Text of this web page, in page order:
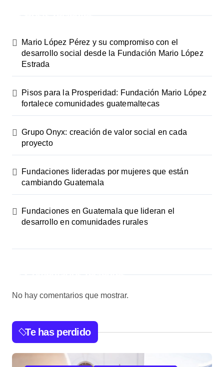
Mario López Pérez y su compromiso con el
desarrollo social desde la Fundación Mario López
Estrada
Pisos para la Prosperidad: Fundación Mario López
fortalece comunidades guatemaltecas
Grupo Onyx: creación de valor social en cada
proyecto
Fundaciones lideradas por mujeres que están
cambiando Guatemala
Fundaciones en Guatemala que lideran el
desarrollo en comunidades rurales
No hay comentarios que mostrar.
Te has perdido